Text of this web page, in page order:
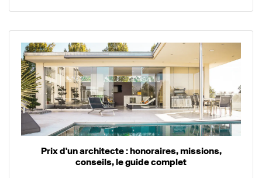
Prix d'un architecte : honoraires, missions,
conseils, le guide complet